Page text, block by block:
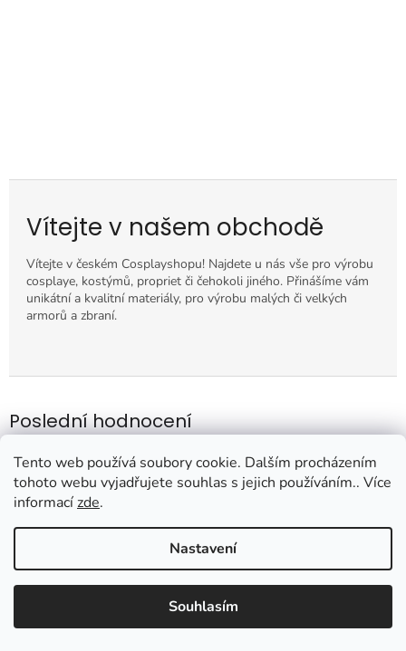
Tento web používá soubory cookie. Dalším procházením
tohoto webu vyjadřujete souhlas s jejich používáním.. Více
informacízde.
Nastavení
Souhlasím
Vítejte v našem obchodě
Vítejte v českém Cosplayshopu! Najdete u nás vše pro výrobu
cosplaye, kostýmů, propriet či čehokoli jiného. Přinášíme vám
unikátní a kvalitní materiály, pro výrobu malých či velkých
armorů a zbraní.
Poslední hodnocení
Seal Prime sprej
Hodnocení
produktu
je
z
5
16.3.2026
Paruka krátká
Hodnocení
26.2.2026